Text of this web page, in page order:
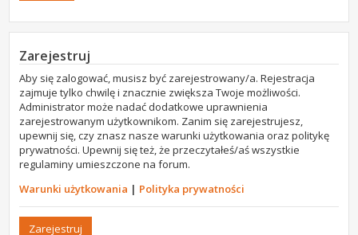
Zarejestruj
Aby się zalogować, musisz być zarejestrowany/a. Rejestracja
zajmuje tylko chwilę i znacznie zwiększa Twoje możliwości.
Administrator może nadać dodatkowe uprawnienia
zarejestrowanym użytkownikom. Zanim się zarejestrujesz,
upewnij się, czy znasz nasze warunki użytkowania oraz politykę
prywatności. Upewnij się też, że przeczytałeś/aś wszystkie
regulaminy umieszczone na forum.
Warunki użytkowania | Polityka prywatności
Zarejestruj